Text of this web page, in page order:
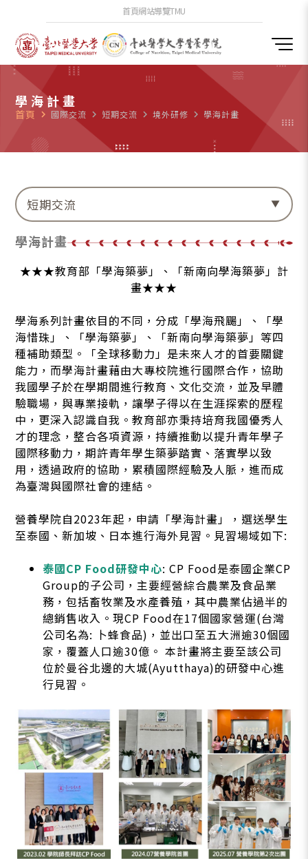
首頁網站導覽TMU
學海計畫
首頁 navigate_next 國際交流 navigate_next 短期交流 navigate_next 境外研修 navigate_next 學海計畫
短期交流
學海計畫
★★★教育部「學海築夢」、「新南向學海築夢」計
畫★★★
學海系列計畫依目的不同，分成「學海飛颺」、「學
海惜珠」、「學海築夢」、「新南向學海築夢」等四
種補助類型。「全球移動力」是未來人才的首要關鍵
能力，而學海計畫藉由大專校院進行國際合作，協助
我國學子於在學期間進行教育、文化交流，並及早體
驗職場，與專業接軌，讓學子得以在生涯探索的歷程
中，更深入認識自我。教育部亦秉持培育我國優秀人
才的理念，整合各項資源，持續推動以提升青年學子
國際移動力，期許青年學生築夢踏實、落實學以致
用，透過政府的協助，累積國際經驗及人脈，進而成
為臺灣與國際社會的連結。
營養學院自2023年起，申請「學海計畫」，選送學生
至泰國、新加坡、日本進行海外見習。見習場域如下:
泰國CP Food研發中心: CP Food是泰國企業CP
Group的子公司，主要經營綜合農業及食品業
務，包括畜牧業及水產養殖，其中農業佔過半的
總銷售收入。現CP Food在17個國家營運(台灣
公司名為: 卜蜂食品)，並出口至五大洲逾30個國
家，覆蓋人口逾30億。 本計畫將主要至該公司
位於曼谷北邊的大城(Ayutthaya)的研發中心進
行見習。